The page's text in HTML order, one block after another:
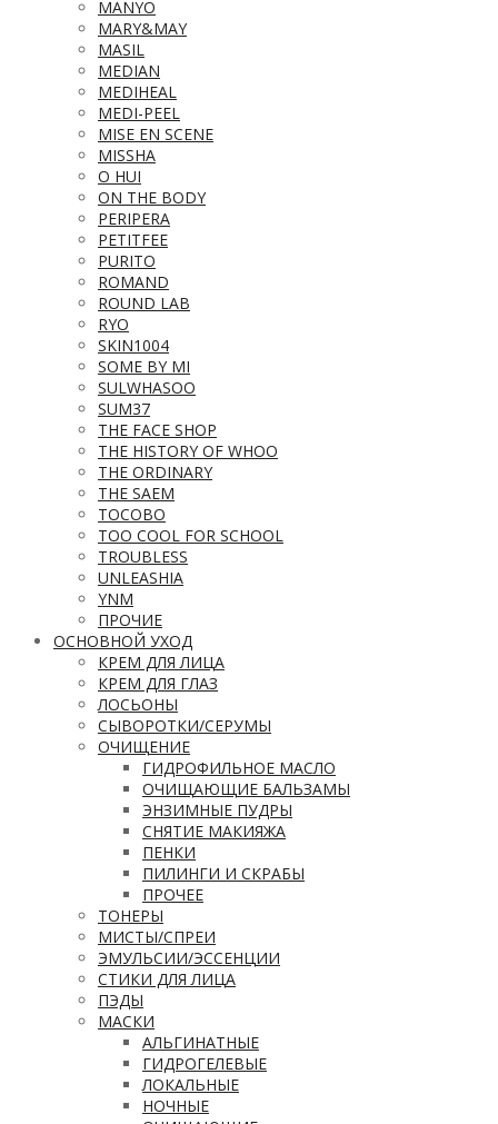
MANYO
MARY&MAY
MASIL
MEDIAN
MEDIHEAL
MEDI-PEEL
MISE EN SCENE
MISSHA
O HUI
ON THE BODY
PERIPERA
PETITFEE
PURITO
ROMAND
ROUND LAB
RYO
SKIN1004
SOME BY MI
SULWHASOO
SUM37
THE FACE SHOP
THE HISTORY OF WHOO
THE ORDINARY
THE SAEM
TOCOBO
TOO COOL FOR SCHOOL
TROUBLESS
UNLEASHIA
YNM
ПРОЧИЕ
ОСНОВНОЙ УХОД
КРЕМ ДЛЯ ЛИЦА
КРЕМ ДЛЯ ГЛАЗ
ЛОСЬОНЫ
СЫВОРОТКИ/СЕРУМЫ
ОЧИЩЕНИЕ
ГИДРОФИЛЬНОЕ МАСЛО
ОЧИЩАЮЩИЕ БАЛЬЗАМЫ
ЭНЗИМНЫЕ ПУДРЫ
СНЯТИЕ МАКИЯЖА
ПЕНКИ
ПИЛИНГИ И СКРАБЫ
ПРОЧЕЕ
ТОНЕРЫ
МИСТЫ/СПРЕИ
ЭМУЛЬСИИ/ЭССЕНЦИИ
СТИКИ ДЛЯ ЛИЦА
ПЭДЫ
МАСКИ
АЛЬГИНАТНЫЕ
ГИДРОГЕЛЕВЫЕ
ЛОКАЛЬНЫЕ
НОЧНЫЕ